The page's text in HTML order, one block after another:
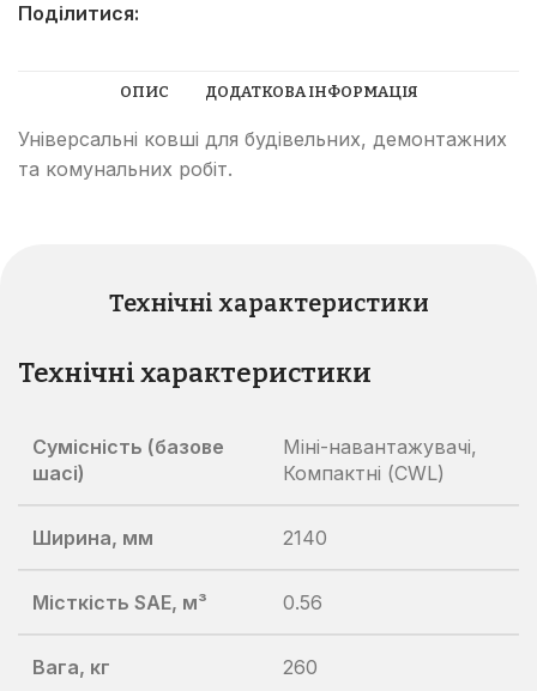
Поділитися:
ОПИС ДОДАТКОВА ІНФОРМАЦІЯ
Універсальні ковші для будівельних, демонтажних
та комунальних робіт.
Технічні характеристики
Технічні характеристики
Сумісність (базове
шасі)
Міні-навантажувачі,
Компактні (CWL)
Ширина, мм 2140
Місткість SAE, м³ 0.56
Вага, кг 260